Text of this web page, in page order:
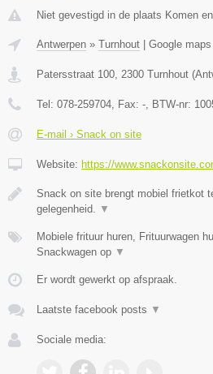
Niet gevestigd in de plaats Komen
Antwerpen » Turnhout Google maps
Patersstraat 100, 2300 Turnhout (
Tel: 078-259704, Fax: -, BTW-nr:
E-mail › Snack on site
Website: https://
Snack on site brengt mobiel frietkot
gelegenheid. ▼
Mobiele frituur huren, Frituurwagen
Snackwagen op ▼
Er wordt gewerkt op afspraak.
Laatste facebook posts ▼
Sociale media: